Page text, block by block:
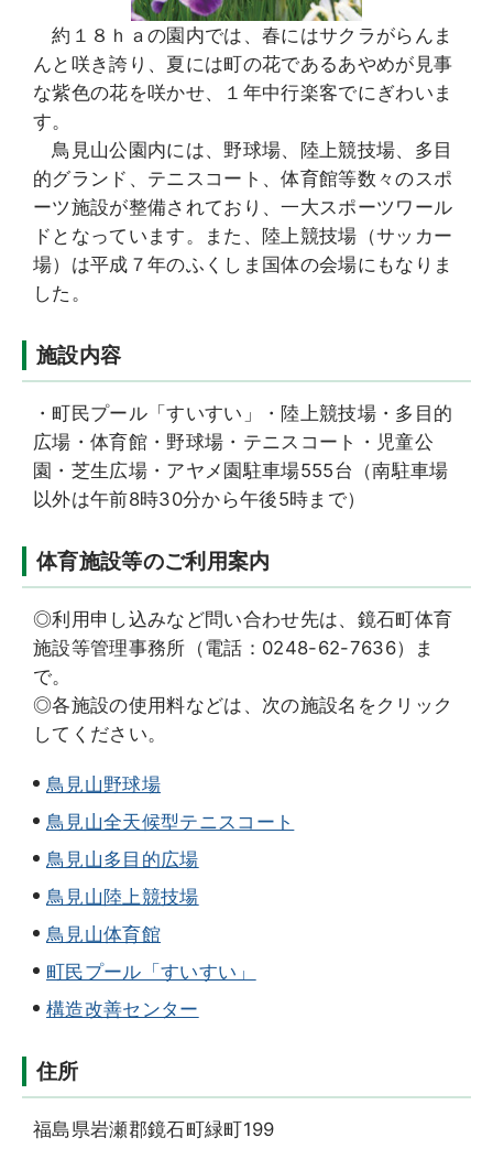
約１８ｈａの園内では、春にはサクラがらんま
んと咲き誇り、夏には町の花であるあやめが見事
な紫色の花を咲かせ、１年中行楽客でにぎわいま
す。
鳥見山公園内には、野球場、陸上競技場、多目
的グランド、テニスコート、体育館等数々のスポ
ーツ施設が整備されており、一大スポーツワール
ドとなっています。また、陸上競技場（サッカー
場）は平成７年のふくしま国体の会場にもなりま
した。
施設内容
・町民プール「すいすい」・陸上競技場・多目的
広場・体育館・野球場・テニスコート・児童公
園・芝生広場・アヤメ園駐車場555台（南駐車場
以外は午前8時30分から午後5時まで）
体育施設等のご利用案内
◎利用申し込みなど問い合わせ先は、鏡石町体育
施設等管理事務所（電話：0248-62-7636）ま
で。
◎各施設の使用料などは、次の施設名をクリック
してください。
鳥見山野球場
鳥見山全天候型テニスコート
鳥見山多目的広場
鳥見山陸上競技場
鳥見山体育館
町民プール「すいすい」
構造改善センター
住所
福島県岩瀬郡鏡石町緑町199